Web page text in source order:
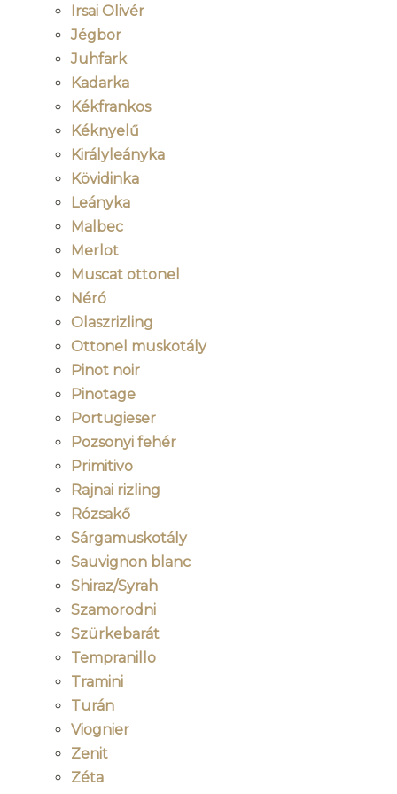
Irsai Olivér
Jégbor
Juhfark
Kadarka
Kékfrankos
Kéknyelű
Királyleányka
Kövidinka
Leányka
Malbec
Merlot
Muscat ottonel
Néró
Olaszrizling
Ottonel muskotály
Pinot noir
Pinotage
Portugieser
Pozsonyi fehér
Primitivo
Rajnai rizling
Rózsakő
Sárgamuskotály
Sauvignon blanc
Shiraz/Syrah
Szamorodni
Szürkebarát
Tempranillo
Tramini
Turán
Viognier
Zenit
Zéta